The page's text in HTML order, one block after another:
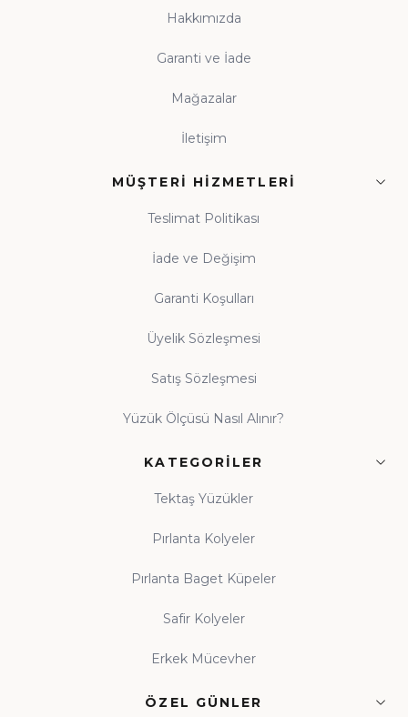
Hakkımızda
Garanti ve İade
Mağazalar
İletişim
MÜŞTERI HIZMETLERI
Teslimat Politikası
İade ve Değişim
Garanti Koşulları
Üyelik Sözleşmesi
Satış Sözleşmesi
Yüzük Ölçüsü Nasıl Alınır?
KATEGORILER
Tektaş Yüzükler
Pırlanta Kolyeler
Pırlanta Baget Küpeler
Safir Kolyeler
Erkek Mücevher
ÖZEL GÜNLER